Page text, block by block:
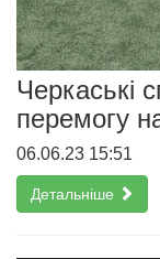
Черкаські
перемогу
06.06.23 15:51
Детальніше